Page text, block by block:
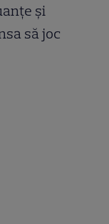
și
să joc